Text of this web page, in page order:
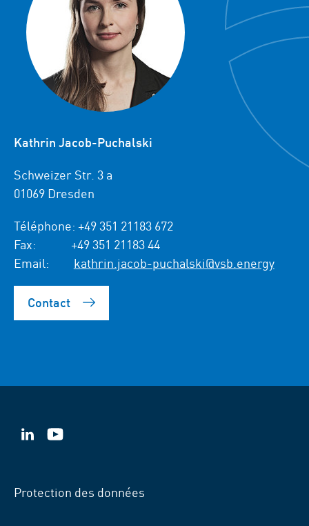
Kathrin Jacob-Puchalski
Schweizer Str. 3 a
01069 Dresden
Téléphone: +49 351 21183 672
Fax:
+49 351 21183 44
Email:
kathrin.jacob-puchalski@vsb.energy
Contact
VSB
VSB
Protection des données